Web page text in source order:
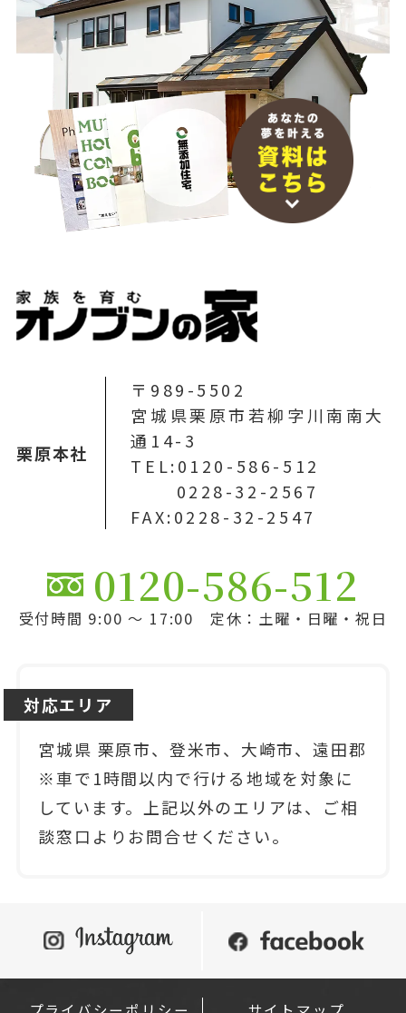
栗原本社
〒989-5502
宮城県栗原市若柳字川南南大
通14-3
TEL:0120-586-512
0228-32-2567
FAX:0228-32-2547
0120-586-512
受付時間 9:00 ～ 17:00 定休：土曜・日曜・祝日
対応エリア
宮城県 栗原市、登米市、大崎市、遠田郡
※車で1時間以内で行ける地域を対象に
しています。上記以外のエリアは、ご相
談窓口よりお問合せください。